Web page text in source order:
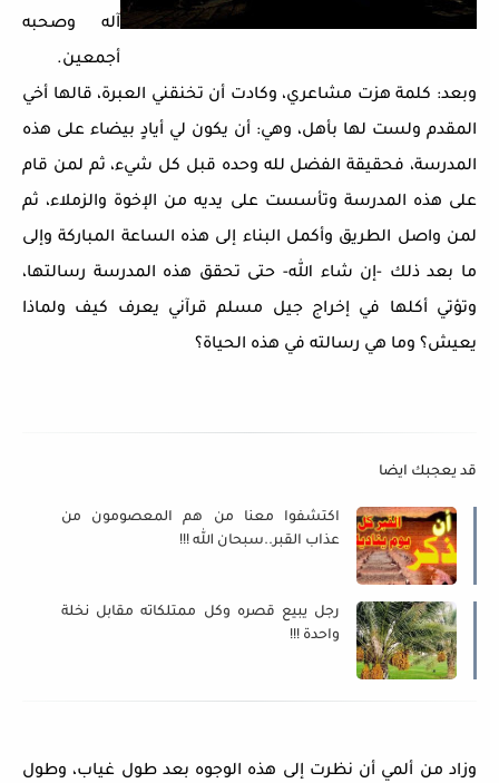
آله وصحبه
أجمعين.
وبعد: كلمة هزت مشاعري، وكادت أن تخنقني العبرة، قالها أخي
المقدم ولست لها بأهل، وهي: أن يكون لي أيادٍ بيضاء على هذه
المدرسة، فحقيقة الفضل لله وحده قبل كل شيء، ثم لمن قام
على هذه المدرسة وتأسست على يديه من الإخوة والزملاء، ثم
لمن واصل الطريق وأكمل البناء إلى هذه الساعة المباركة وإلى
ما بعد ذلك -إن شاء الله- حتى تحقق هذه المدرسة رسالتها،
وتؤتي أكلها في إخراج جيل مسلم قرآني يعرف كيف ولماذا
يعيش؟ وما هي رسالته في هذه الحياة؟
قد يعجبك ايضا
اكتشفوا معنا من هم المعصومون من
عذاب القبر..سبحان الله !!!
رجل يبيع قصره وكل ممتلكاته مقابل نخلة
واحدة !!!
وزاد من ألمي أن نظرت إلى هذه الوجوه بعد طول غياب، وطول